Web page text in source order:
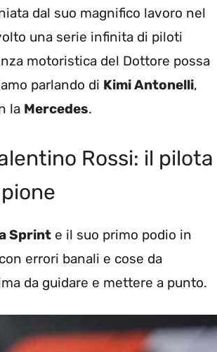
dal suo magnifico lavoro nel
una serie infinita di piloti
motoristica del Dottore possa
parlando di Kimi Antonelli,
la Mercedes.
Rossi: il pilota
Sprint e il suo primo podio in
errori banali e cose da
da guidare e mettere a punto.